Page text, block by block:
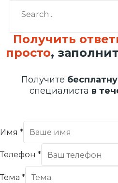
Получить
просто,
Получите
специалиста в
Имя *
Телефон *
Тема *